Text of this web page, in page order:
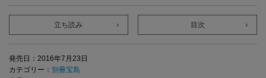
立ち読み 目次
発売日：2016年7月23日
カテゴリー： 別冊宝島